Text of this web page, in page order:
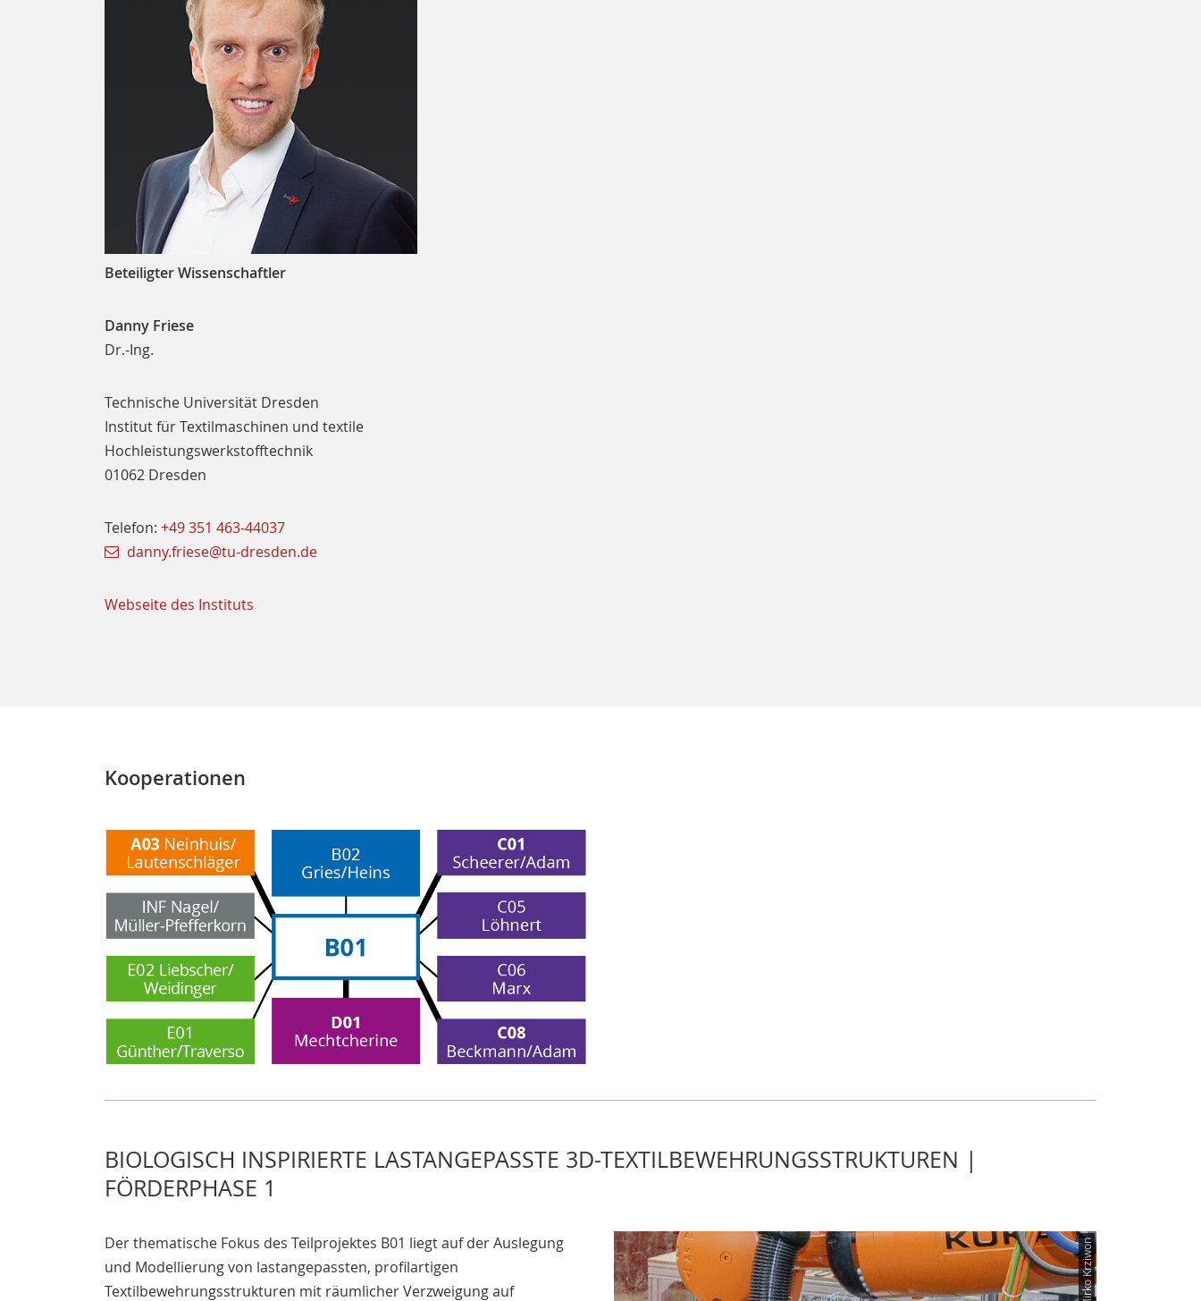
Beteiligter Wissenschaftler
Danny Friese
Dr.-Ing.
Technische Universität Dresden
Institut für Textilmaschinen und textile
Hochleistungswerkstofftechnik
01062 Dresden
Telefon: +49 351 463-44037
danny.friese@tu-dresden.de
Webseite des Instituts
Kooperationen
BIOLOGISCH INSPIRIERTE LASTANGEPASSTE 3D-TEXTILBEWEHRUNGSSTRUKTUREN |
FÖRDERPHASE 1
Der thematische Fokus des Teilprojektes B01 liegt auf der Auslegung
und Modellierung von lastangepassten, profilartigen
Textilbewehrungsstrukturen mit räumlicher Verzweigung auf
© Mirko Krziwon